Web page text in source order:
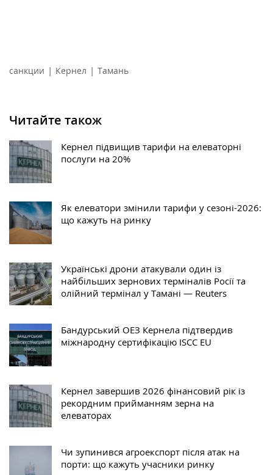
санкции | Кернел | Тамань
Читайте також
Кернел підвищив тарифи на елеваторні
послуги на 20%
Як елеватори змінили тарифи у сезоні-2026:
що кажуть на ринку
Українські дрони атакували один із
найбільших зернових терміналів Росії та
олійний термінал у Тамані — Reuters
Бандурський ОЕЗ Кернела підтвердив
міжнародну сертифікацію ISCC EU
Кернел завершив 2026 фінансовий рік із
рекордним прийманням зерна на
елеваторах
Чи зупинився агроекспорт після атак на
порти: що кажуть учасники ринку